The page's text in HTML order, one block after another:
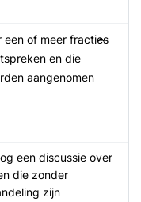
een of meer fracties
en die
aangenomen
een discussie over
die zonder
zijn